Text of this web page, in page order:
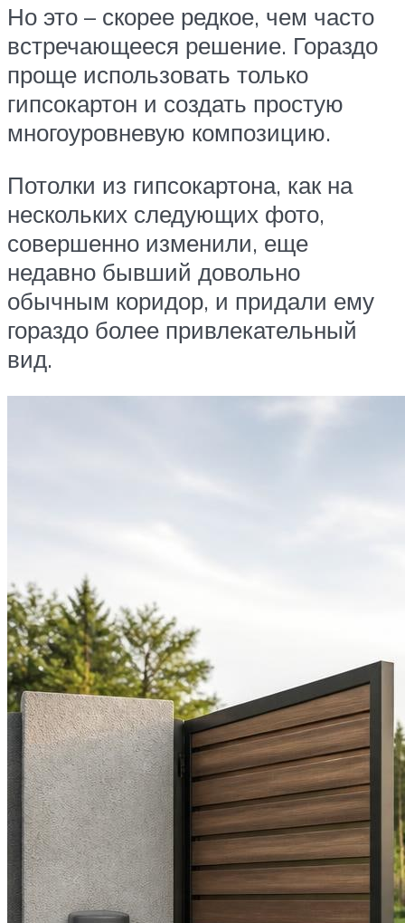
Но это – скорее редкое, чем часто
встречающееся решение. Гораздо
проще использовать только
гипсокартон и создать простую
многоуровневую композицию.
Потолки из гипсокартона, как на
нескольких следующих фото,
совершенно изменили, еще
недавно бывший довольно
обычным коридор, и придали ему
гораздо более привлекательный
вид.